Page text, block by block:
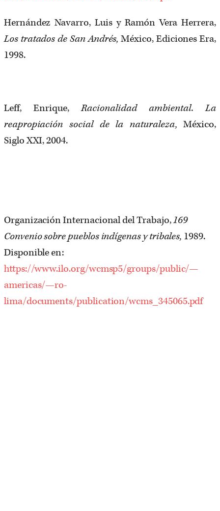
Hernández Navarro, Luis y Ramón Vera Herrera,
Los tratados de San Andrés,México, Ediciones Era,
1998.
Leff, Enrique,Racionalidad ambiental. La
reapropiación social de la naturaleza,México,
Siglo XXI, 2004.
Organización Internacional del Trabajo,169
Convenio sobre pueblos indígenas y tribales, 1989.
Disponible en:
https://www.ilo.org/wcmsp5/groups/public/—
americas/—ro-
lima/documents/publication/wcms_345065.pdf